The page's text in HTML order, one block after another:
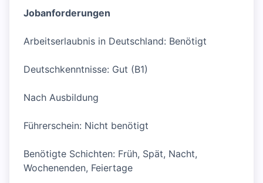
Jobanforderungen
Arbeitserlaubnis in Deutschland: Benötigt
Deutschkenntnisse: Gut (B1)
Nach Ausbildung
Führerschein: Nicht benötigt
Benötigte Schichten: Früh, Spät, Nacht,
Wochenenden, Feiertage